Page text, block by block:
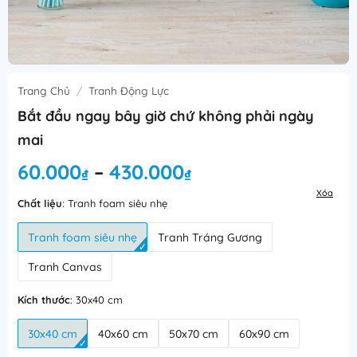
Trang Chủ / Tranh Động Lực
Bắt đầu ngay bây giờ chứ không phải ngày
mai
60.000₫ – 430.000₫Khoảng
60.000₫
đến
Chất liệu: Tranh foam siêu nhẹ
Tranh foam siêu nhẹ Tranh Tráng Gương
Tranh Canvas
Kích thước: 30x40 cm
30x40 cm 40x60 cm 50x70 cm 60x90 cm
Xóa